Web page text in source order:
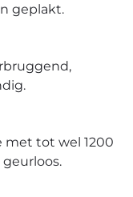
geplakt.
met tot wel 1200
geurloos.